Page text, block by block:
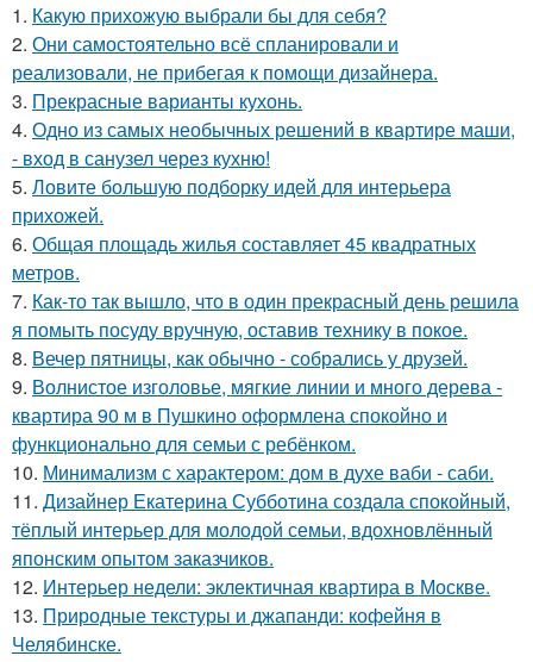
1. Какую прихожую выбрали бы для себя?
2. Они самостоятельно всё спланировали и
реализовали, не прибегая к помощи дизайнера.
3. Прекрасные варианты кухонь.
4. Одно из самых необычных решений в квартире маши,
- вход в санузел через кухню!
5. Ловите большую подборку идей для интерьера
прихожей.
6. Общая площадь жилья составляет 45 квадратных
метров.
7. Как-то так вышло, что в один прекрасный день решила
я помыть посуду вручную, оставив технику в покое.
8. Вечер пятницы, как обычно - собрались у друзей.
9. Волнистое изголовье, мягкие линии и много дерева -
квартира 90 м в Пушкино оформлена спокойно и
функционально для семьи с ребёнком.
10. Минимализм с характером: дом в духе ваби - саби.
11. Дизайнер Екатерина Субботина создала спокойный,
тёплый интерьер для молодой семьи, вдохновлённый
японским опытом заказчиков.
12. Интерьер недели: эклектичная квартира в Москве.
13. Природные текстуры и джапанди: кофейня в
Челябинске.